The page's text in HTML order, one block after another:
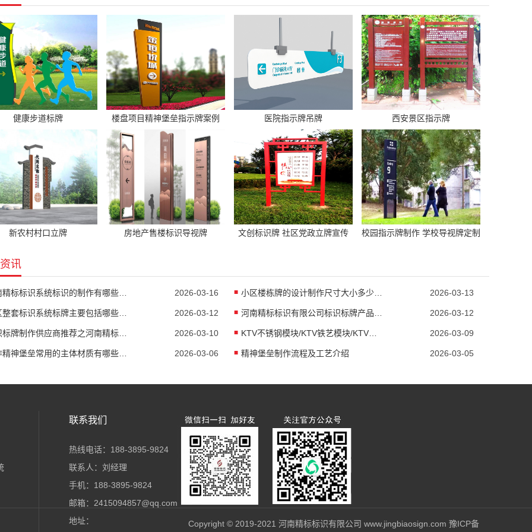
健康步道标牌 楼盘项目精神堡垒指示牌案例 医院指示牌吊牌 西安景区指示牌
新农村村口立牌 房地产售楼标识导视牌 文创标识牌 社区党政立牌宣传 校园指示牌制作 学校导视牌定制
讯
2026-03-16 小区楼栋牌的设计制作尺寸大小多少合适 2026-03-13
2026-03-12 2026-03-12
2026-03-10 KTV不锈钢模块/KTV铁艺模块/KTV包厢模块生产定制厂家 2026-03-09
2026-03-06 精神堡垒制作流程及工艺介绍 2026-03-05
联系我们
热线电话：188-3895-9824
联系人：刘经理
手机：188-3895-9824
邮箱：2415094857@qq.com
地址：
Copyright © 2019-2021 河南精标标识有限公司 www.jingbiaosign.com 豫ICP备